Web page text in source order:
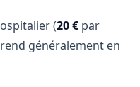
(20 € par
généralement en